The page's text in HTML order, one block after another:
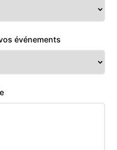
événements